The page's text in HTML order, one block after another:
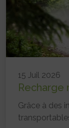
15 Juil 2026
Recharge
Grâce à des